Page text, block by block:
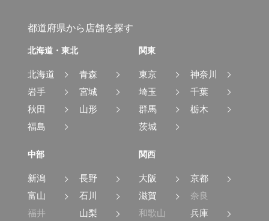
都道府県から店舗を探す
北海道・東北
北海道
青森
岩手
宮城
秋田
山形
福島
関東
東京
神奈川
埼玉
千葉
群馬
栃木
茨城
中部
新潟
長野
富山
石川
福井
山梨
関西
大阪
京都
滋賀
奈良
和歌山
兵庫